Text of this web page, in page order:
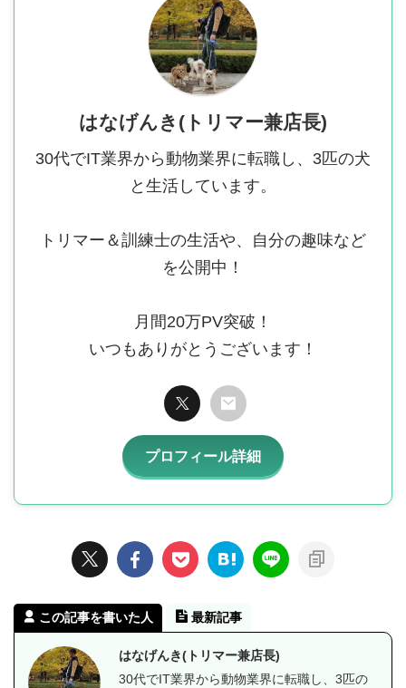
はなげんき(トリマー兼店長)
30代でIT業界から動物業界に転職し、3匹の犬
と生活しています。
トリマー＆訓練士の生活や、自分の趣味など
を公開中！
月間20万PV突破！
いつもありがとうございます！
プロフィール詳細
この記事を書いた人 最新記事
はなげんき(トリマー兼店長)
30代でIT業界から動物業界に転職し、3匹の